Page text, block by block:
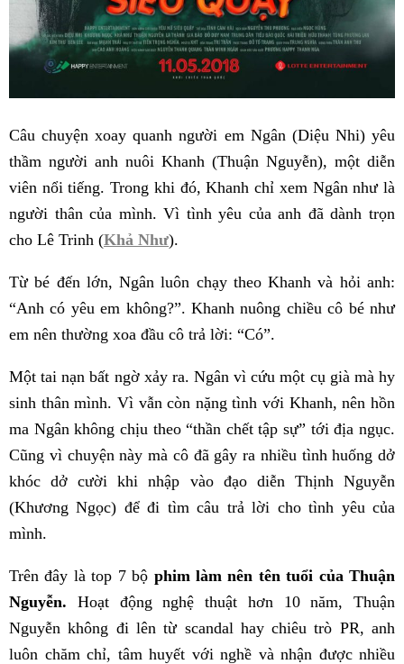
Câu chuyện xoay quanh người em Ngân (Diệu Nhi) yêu
thầm người anh nuôi Khanh (Thuận Nguyễn), một diễn
viên nổi tiếng. Trong khi đó, Khanh chỉ xem Ngân như là
người thân của mình. Vì tình yêu của anh đã dành trọn
cho Lê Trinh (Khả Như).
Từ bé đến lớn, Ngân luôn chạy theo Khanh và hỏi anh:
“Anh có yêu em không?”. Khanh nuông chiều cô bé như
em nên thường xoa đầu cô trả lời: “Có”.
Một tai nạn bất ngờ xảy ra. Ngân vì cứu một cụ già mà hy
sinh thân mình. Vì vẫn còn nặng tình với Khanh, nên hồn
ma Ngân không chịu theo “thần chết tập sự” tới địa ngục.
Cũng vì chuyện này mà cô đã gây ra nhiều tình huống dở
khóc dở cười khi nhập vào đạo diễn Thịnh Nguyễn
(Khương Ngọc) để đi tìm câu trả lời cho tình yêu của
mình.
Trên đây là top 7 bộ phim làm nên tên tuổi của Thuận
Nguyễn. Hoạt động nghệ thuật hơn 10 năm, Thuận
Nguyễn không đi lên từ scandal hay chiêu trò PR, anh
luôn chăm chỉ, tâm huyết với nghề và nhận được nhiều